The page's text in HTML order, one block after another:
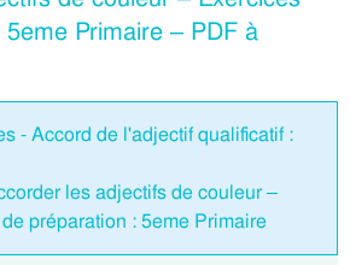
Primaire – PDF à
- Accord de l'adjectif qualificatif :
les adjectifs de couleur –
préparation : 5eme Primaire